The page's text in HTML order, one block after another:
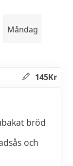
Måndag
145Kr
bröd
och